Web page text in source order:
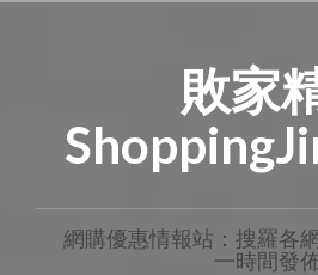
敗家
網購優惠情報站：搜羅各
一時間發